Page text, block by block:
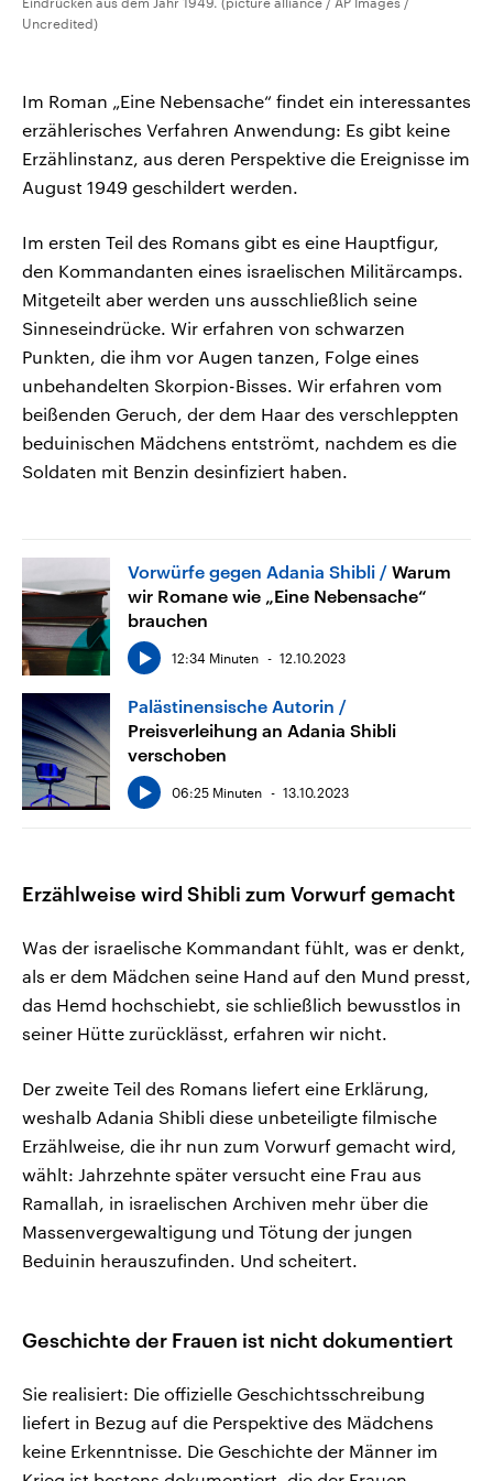
Uncredited)
Im Roman „Eine Nebensache“ findet ein interessantes
erzählerisches Verfahren Anwendung: Es gibt keine
Erzählinstanz, aus deren Perspektive die Ereignisse im
August 1949 geschildert werden.
Im ersten Teil des Romans gibt es eine Hauptfigur,
den Kommandanten eines israelischen Militärcamps.
Mitgeteilt aber werden uns ausschließlich seine
Sinneseindrücke. Wir erfahren von schwarzen
Punkten, die ihm vor Augen tanzen, Folge eines
unbehandelten Skorpion-Bisses. Wir erfahren vom
beißenden Geruch, der dem Haar des verschleppten
beduinischen Mädchens entströmt, nachdem es die
Soldaten mit Benzin desinfiziert haben.
Vorwürfe gegen Adania Shibli
Warum
wir Romane wie „Eine Nebensache“
brauchen
12:34 Minuten 12.10.2023
Palästinensische Autorin
Preisverleihung an Adania Shibli
verschoben
06:25 Minuten 13.10.2023
Erzählweise wird Shibli zum Vorwurf gemacht
Was der israelische Kommandant fühlt, was er denkt,
als er dem Mädchen seine Hand auf den Mund presst,
das Hemd hochschiebt, sie schließlich bewusstlos in
seiner Hütte zurücklässt, erfahren wir nicht.
Der zweite Teil des Romans liefert eine Erklärung,
weshalb Adania Shibli diese unbeteiligte filmische
Erzählweise, die ihr nun zum Vorwurf gemacht wird,
wählt: Jahrzehnte später versucht eine Frau aus
Ramallah, in israelischen Archiven mehr über die
Massenvergewaltigung und Tötung der jungen
Beduinin herauszufinden. Und scheitert.
Geschichte der Frauen ist nicht dokumentiert
Sie realisiert: Die offizielle Geschichtsschreibung
liefert in Bezug auf die Perspektive des Mädchens
keine Erkenntnisse. Die Geschichte der Männer im